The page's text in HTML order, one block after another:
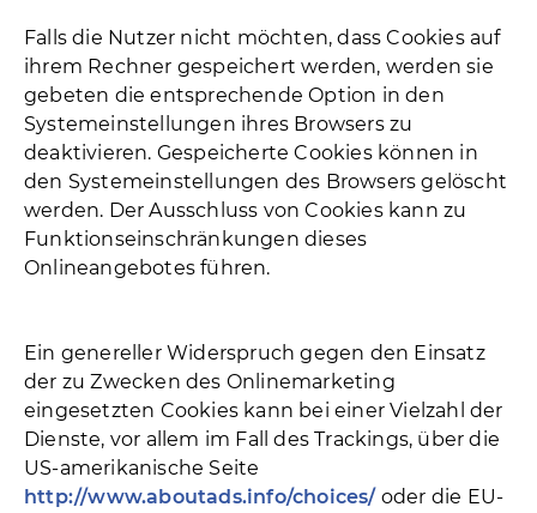
Falls die Nutzer nicht möchten, dass Cookies auf
ihrem Rechner gespeichert werden, werden sie
gebeten die entsprechende Option in den
Systemeinstellungen ihres Browsers zu
deaktivieren. Gespeicherte Cookies können in
den Systemeinstellungen des Browsers gelöscht
werden. Der Ausschluss von Cookies kann zu
Funktionseinschränkungen dieses
Onlineangebotes führen.
Ein genereller Widerspruch gegen den Einsatz
der zu Zwecken des Onlinemarketing
eingesetzten Cookies kann bei einer Vielzahl der
Dienste, vor allem im Fall des Trackings, über die
US-amerikanische Seite
http://www.aboutads.info/choices/oder die EU-